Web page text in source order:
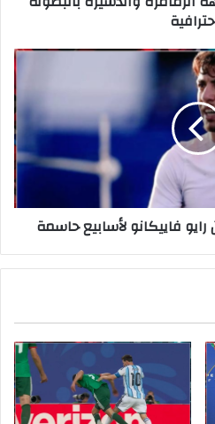
فاييكانو لأسابيع حاسمة